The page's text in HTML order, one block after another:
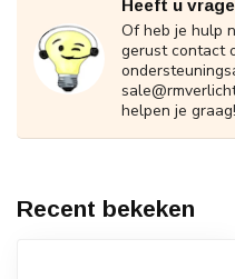
Heeft u
Of heb je hulp
gerust contact
helpen je graag!
Recent bekeken